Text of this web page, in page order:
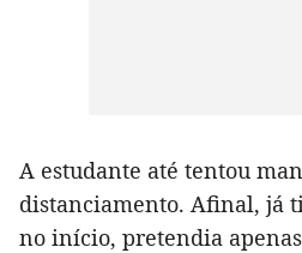
A estudante até tentou
distanciamento. Afinal, já
no início, pretendia